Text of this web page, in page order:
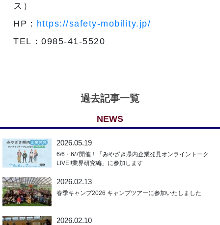
ス）
HP： https://safety-mobility.jp/
TEL：0985-41-5520
過去記事一覧
NEWS
2026.05.19
6/6・6/7開催！「みやざき県内企業発見オンライントーク
LIVE!!業界研究編」に参加します
2026.02.13
春季キャンプ2026 キャンプツアーに参加いたしました
2026.02.10